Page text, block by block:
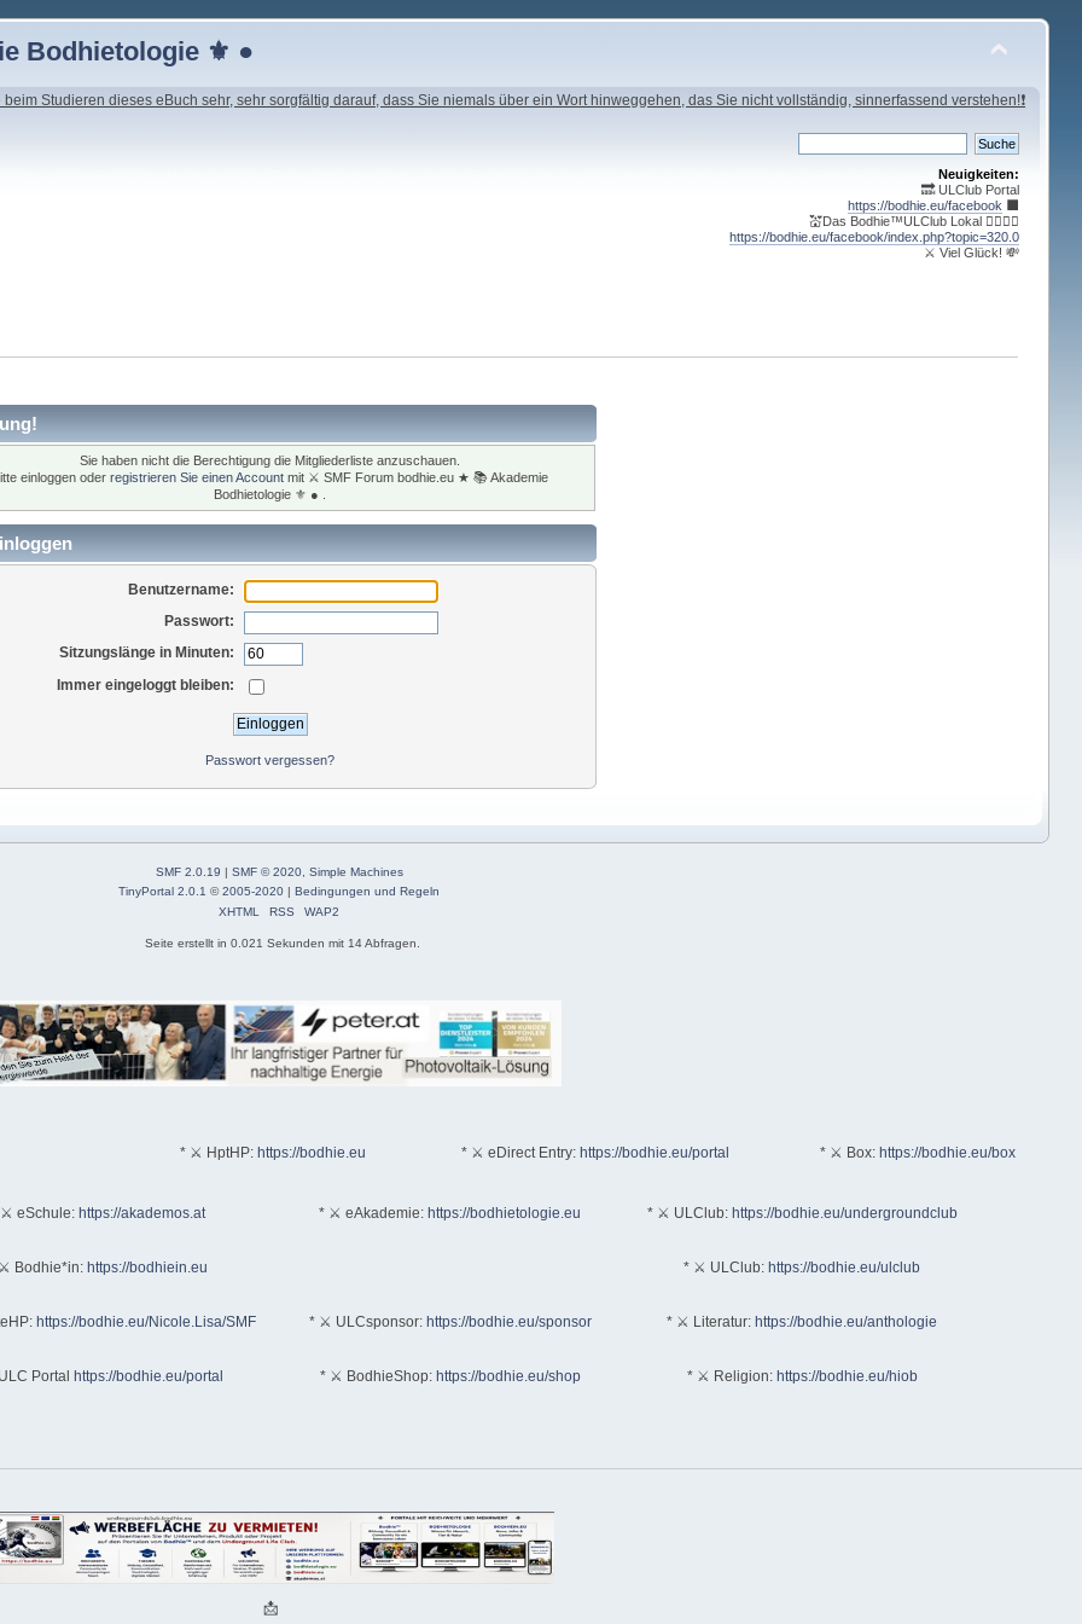
Bodhietologie ⚜ ●
Studieren dieses eBuch sehr, sehr sorgfältig darauf, dass Sie niemals über ein Wort hinweggehen, das Sie nicht vollständig, sinnerfassend verstehen!❗
Neuigkeiten:
🔜 ULClub Portal
https://bodhie.eu/facebook ⬛️
💒Das Bodhie™ULClub Lokal 🤹‍♀️🤹‍♂️
https://bodhie.eu/facebook/index.php?topic=320.0
⚔ Viel Glück! 💸
Sie haben nicht die Berechtigung die Mitgliederliste anzuschauen.
einloggen oderregistrieren Sie einen Account mit ⚔ SMF Forum bodhie.eu ★ 📚 Akademie
Bodhietologie ⚜ ● .
Benutzername:
Passwort:
Sitzungslänge in Minuten:
Immer eingeloggt bleiben:
Passwort vergessen?
SMF 2.0.19 | SMF © 2020, Simple Machines
TinyPortal 2.0.1 ©2005-2020 |Bedingungen und Regeln
XHTML
RSS WAP2
Seite erstellt in 0.021 Sekunden mit 14 Abfragen.
* ⚔ HptHP: https://bodhie.eu * ⚔ eDirect Entry: https://bodhie.eu/portal * ⚔ Box: https://bodhie.eu/box
eSchule: https://akademos.at * ⚔ eAkademie: https://bodhietologie.eu * ⚔ ULClub: https://bodhie.eu/undergroundclub
Bodhie*in: https://bodhiein.eu * ⚔ ULClub: https://bodhie.eu/ulclub
https://bodhie.eu/Nicole.Lisa/SMF * ⚔ ULCsponsor: https://bodhie.eu/sponsor * ⚔ Literatur: https://bodhie.eu/anthologie
Portal https://bodhie.eu/portal * ⚔ BodhieShop: https://bodhie.eu/shop * ⚔ Religion: https://bodhie.eu/hiob
📩